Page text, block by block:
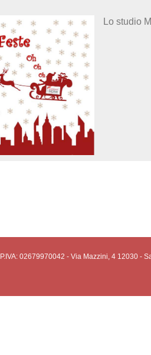
Lo studio
P.IVA: 02679970042 - Via Mazzini, 4 12030 -